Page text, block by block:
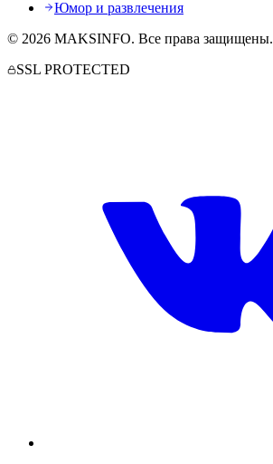
Юмор и развлечения
© 2026 MAKSINFO. Все права защищены.
SSL PROTECTED